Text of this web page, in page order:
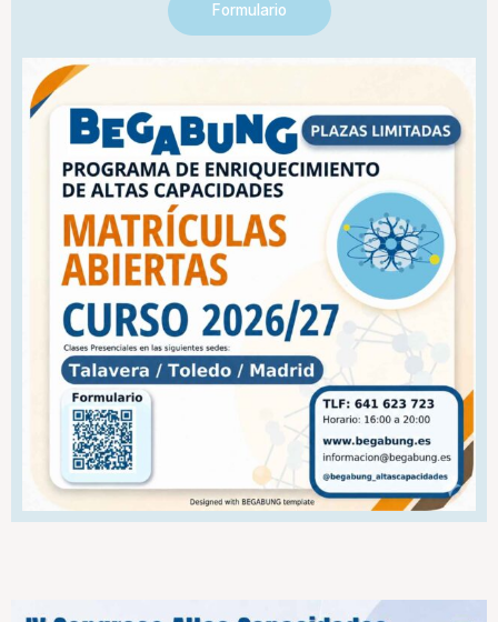
Formulario